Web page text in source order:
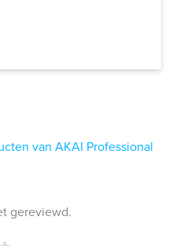
van AKAI Professional
gereviewd.